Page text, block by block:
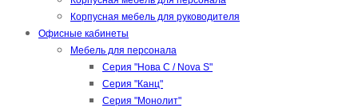
Корпусная мебель для руководителя
Офисные кабинеты
Мебель для персонала
Серия "Нова С / Nova S"
Серия "Канц"
Серия "Монолит"